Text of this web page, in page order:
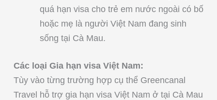
quá hạn visa cho trẻ em nước ngoài có bố
hoặc mẹ là người Việt Nam đang sinh
sống tại Cà Mau.
Các loại Gia hạn visa Việt Nam:
Tùy vào từng trường hợp cụ thể Greencanal
Travel hỗ trợ gia hạn visa Việt Nam ở tại Cà Mau